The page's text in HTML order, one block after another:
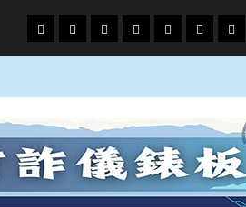
頭
條
財
經
地
方.
文
教.
專
題
娛
樂
政
治